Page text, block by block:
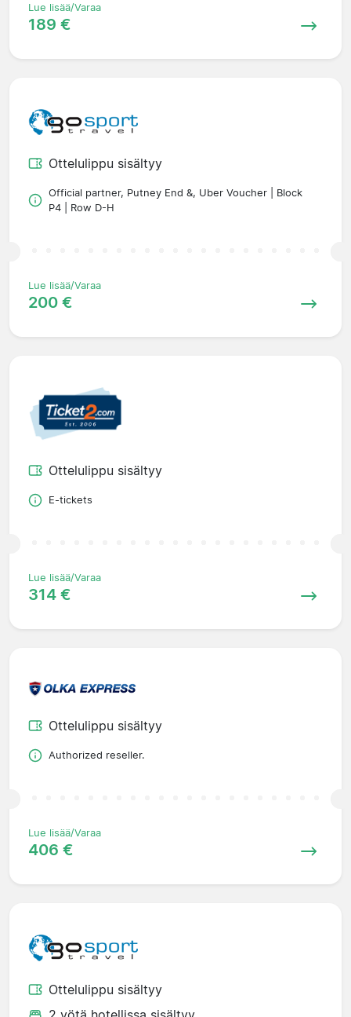
Lue lisää/Varaa
189 €
Ottelulippu sisältyy
Official partner, Putney End &, Uber Voucher | Block
P4 | Row D-H
Lue lisää/Varaa
200 €
Ottelulippu sisältyy
E-tickets
Lue lisää/Varaa
314 €
Ottelulippu sisältyy
Authorized reseller.
Lue lisää/Varaa
406 €
Ottelulippu sisältyy